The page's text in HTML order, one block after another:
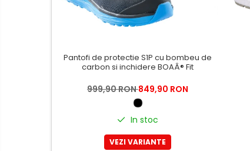
Intretinere si odorizante masina
Tipografie si stampile
Caiete si blocnotesuri
Protectia muncii si Imbracaminte
Pantofi de protectie S1P cu bombeu de
carbon si inchidere BOAÂ® Fit
999,90 RON849,90 RON
In stoc
VEZI VARIANTE